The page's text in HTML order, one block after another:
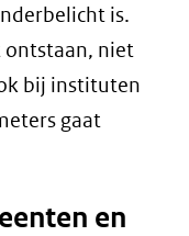
is.
ontstaan, niet
bij instituten
gaat
en